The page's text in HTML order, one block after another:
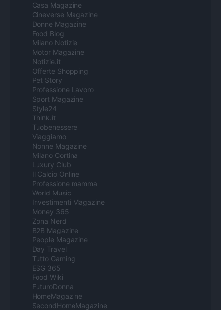
Casa Magazine
Cineverse Magazine
Donne Magazine
Food Blog
Milano Notizie
Motor Magazine
Notizie.it
Offerte Shopping
Pet Story
Professione Lavoro
Sport Magazine
Style24
Think.it
Tuobenessere
Viaggiamo
Nonne Magazine
Milano Cortina
Luxury Club
Il Calcio Online
Professione mamma
World Music
Investimenti Magazine
Money 365
Zona Nerd
B2B Magazine
People Magazine
Day Travel
Tutto Gaming
ESG 365
Food Wiki
FuturoDonna
HomeMagazine
SecondHomeMagazine